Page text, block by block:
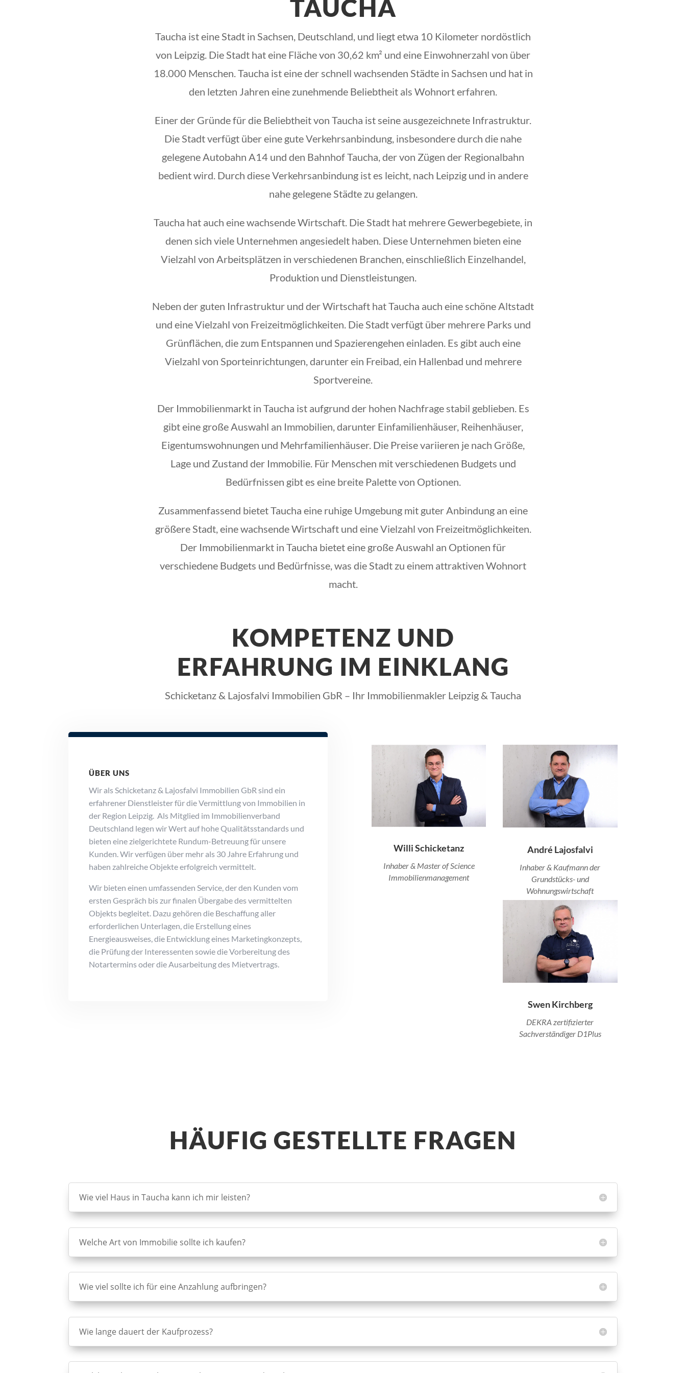
TAUCHA
Taucha ist eine Stadt in Sachsen, Deutschland, und liegt etwa 10 Kilometer nordöstlich
von Leipzig. Die Stadt hat eine Fläche von 30,62 km² und eine Einwohnerzahl von über
18.000 Menschen. Taucha ist eine der schnell wachsenden Städte in Sachsen und hat in
den letzten Jahren eine zunehmende Beliebtheit als Wohnort erfahren.
Einer der Gründe für die Beliebtheit von Taucha ist seine ausgezeichnete Infrastruktur.
Die Stadt verfügt über eine gute Verkehrsanbindung, insbesondere durch die nahe
gelegene Autobahn A14 und den Bahnhof Taucha, der von Zügen der Regionalbahn
bedient wird. Durch diese Verkehrsanbindung ist es leicht, nach Leipzig und in andere
nahe gelegene Städte zu gelangen.
Taucha hat auch eine wachsende Wirtschaft. Die Stadt hat mehrere Gewerbegebiete, in
denen sich viele Unternehmen angesiedelt haben. Diese Unternehmen bieten eine
Vielzahl von Arbeitsplätzen in verschiedenen Branchen, einschließlich Einzelhandel,
Produktion und Dienstleistungen.
Neben der guten Infrastruktur und der Wirtschaft hat Taucha auch eine schöne Altstadt
und eine Vielzahl von Freizeitmöglichkeiten. Die Stadt verfügt über mehrere Parks und
Grünflächen, die zum Entspannen und Spazierengehen einladen. Es gibt auch eine
Vielzahl von Sporteinrichtungen, darunter ein Freibad, ein Hallenbad und mehrere
Sportvereine.
Der Immobilienmarkt in Taucha ist aufgrund der hohen Nachfrage stabil geblieben. Es
gibt eine große Auswahl an Immobilien, darunter Einfamilienhäuser, Reihenhäuser,
Eigentumswohnungen und Mehrfamilienhäuser. Die Preise variieren je nach Größe,
Lage und Zustand der Immobilie. Für Menschen mit verschiedenen Budgets und
Bedürfnissen gibt es eine breite Palette von Optionen.
Zusammenfassend bietet Taucha eine ruhige Umgebung mit guter Anbindung an eine
größere Stadt, eine wachsende Wirtschaft und eine Vielzahl von Freizeitmöglichkeiten.
Der Immobilienmarkt in Taucha bietet eine große Auswahl an Optionen für
verschiedene Budgets und Bedürfnisse, was die Stadt zu einem attraktiven Wohnort
macht.
KOMPETENZ UND
ERFAHRUNG IM EINKLANG
Schicketanz & Lajosfalvi Immobilien GbR – Ihr Immobilienmakler Leipzig & Taucha
ÜBER UNS
Wir als Schicketanz & Lajosfalvi Immobilien GbR sind ein
erfahrener Dienstleister für die Vermittlung von Immobilien in
der Region Leipzig. Als Mitglied im Immobilienverband
Deutschland legen wir Wert auf hohe Qualitätsstandards und
bieten eine zielgerichtete Rundum-Betreuung für unsere
Kunden. Wir verfügen über mehr als 30 Jahre Erfahrung und
haben zahlreiche Objekte erfolgreich vermittelt.
Wir bieten einen umfassenden Service, der den Kunden vom
ersten Gespräch bis zur finalen Übergabe des vermittelten
Objekts begleitet. Dazu gehören die Beschaffung aller
erforderlichen Unterlagen, die Erstellung eines
Energieausweises, die Entwicklung eines Marketingkonzepts,
die Prüfung der Interessenten sowie die Vorbereitung des
Notartermins oder die Ausarbeitung des Mietvertrags.
Willi Schicketanz
Inhaber & Master of Science
Immobilienmanagement
André Lajosfalvi
Inhaber & Kaufmann der
Grundstücks- und
Wohnungswirtschaft
Swen Kirchberg
DEKRA zertifizierter
Sachverständiger D1Plus
HÄUFIG GESTELLTE FRAGEN
Wie viel Haus in Taucha kann ich mir leisten?
Welche Art von Immobilie sollte ich kaufen?
Wie viel sollte ich für eine Anzahlung aufbringen?
Wie lange dauert der Kaufprozess?